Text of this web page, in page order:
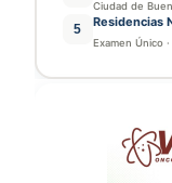
Ciudad de
5 Residencias
Examen Único ·